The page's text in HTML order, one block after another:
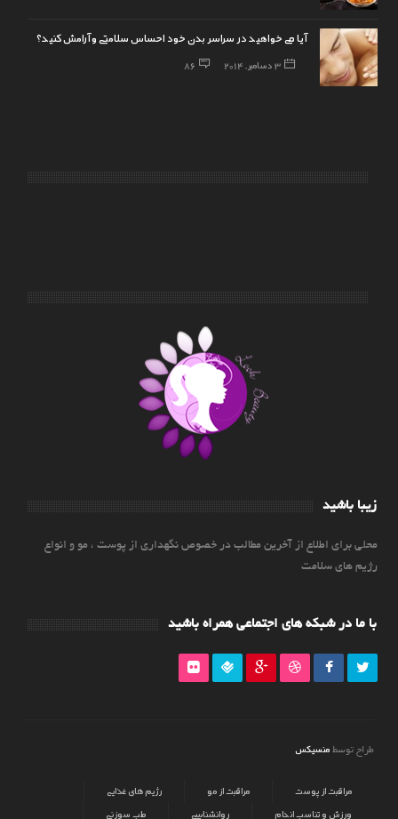
آیا می خواهید در سراسر بدن خود احساس سلامتی و آرامش کنید؟
3 دسامبر, 2014 86
زیبا باشید
محلی برای اطلاع از آخرین مطالب در خصوص نگهداری از پوست ، مو و انواع
رژیم های سلامت
با ما در شبکه های اجتماعی همراه باشید
طراح توسط منسیکس
مراقبت از پوست مراقبت از مو
رژیم های غذایی
ورزش و تناسب اندام
روانشناسی طب سوزنی